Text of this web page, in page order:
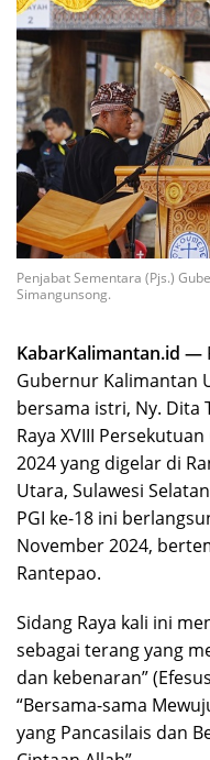
Penjabat Sementara (Pjs.)
Simangunsong.
KabarKalimantan.id —
Gubernur Kalimantan
bersama istri, Ny. Dita
Raya XVIII
2024 yang digelar di
Utara, Sulawesi
PGI ke-18 ini
November 2024,
Rantepao.
Sidang Raya kali ini
sebagai terang yang
dan kebenaran”
“Bersama-sama
yang Pancasilais dan